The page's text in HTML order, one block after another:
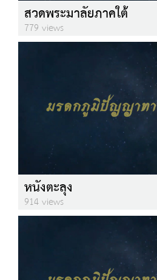
สวดพระมาลัยภาคใต้
779 views
หนังตะลุง
914 views